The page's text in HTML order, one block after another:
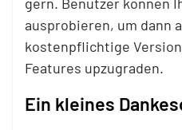
ausprobieren, um dann
kostenpflichtige
Features upzugraden.
Ein kleines